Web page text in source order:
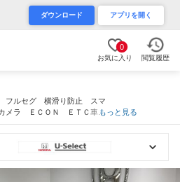
ダウンロード アプリを開く
0
お気に入り 閲覧履歴
フルセグ 横滑り防止 スマ
メラ ＥＣＯＮ ＥＴＣ車載
イモビライザー パワーウ
もっと見る